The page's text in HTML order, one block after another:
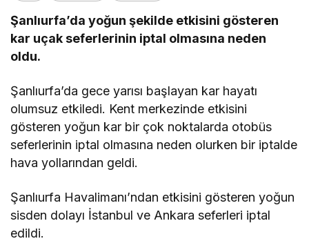
Şanlıurfa’da yoğun şekilde etkisini gösteren
kar uçak seferlerinin iptal olmasına neden
oldu.
Şanlıurfa’da gece yarısı başlayan kar hayatı
olumsuz etkiledi. Kent merkezinde etkisini
gösteren yoğun kar bir çok noktalarda otobüs
seferlerinin iptal olmasına neden olurken bir iptalde
hava yollarından geldi.
Şanlıurfa Havalimanı’ndan etkisini gösteren yoğun
sisden dolayı İstanbul ve Ankara seferleri iptal
edildi.